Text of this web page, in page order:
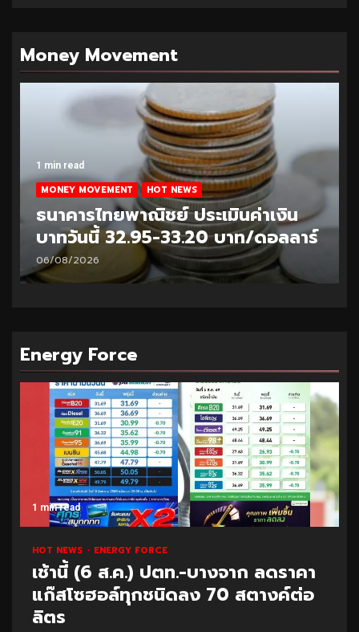
Money Movement
1 min read
MONEY MOVEMENT HOT NEWS
ธนาคารไทยพาณิชย์ ประเมินค่าเงิน
บาทวันนี้ 32.95-33.20 บาท/ดอลลาร์
06/08/2026
Energy Force
1 min read
HOT NEWS ENERGY FORCE
เช้านี้ (6 ส.ค.) ปตท.-บางจาก ลดราคา
แก๊สโซฮอล์ทุกชนิดลง 70 สตางค์ต่อ
ลิตร